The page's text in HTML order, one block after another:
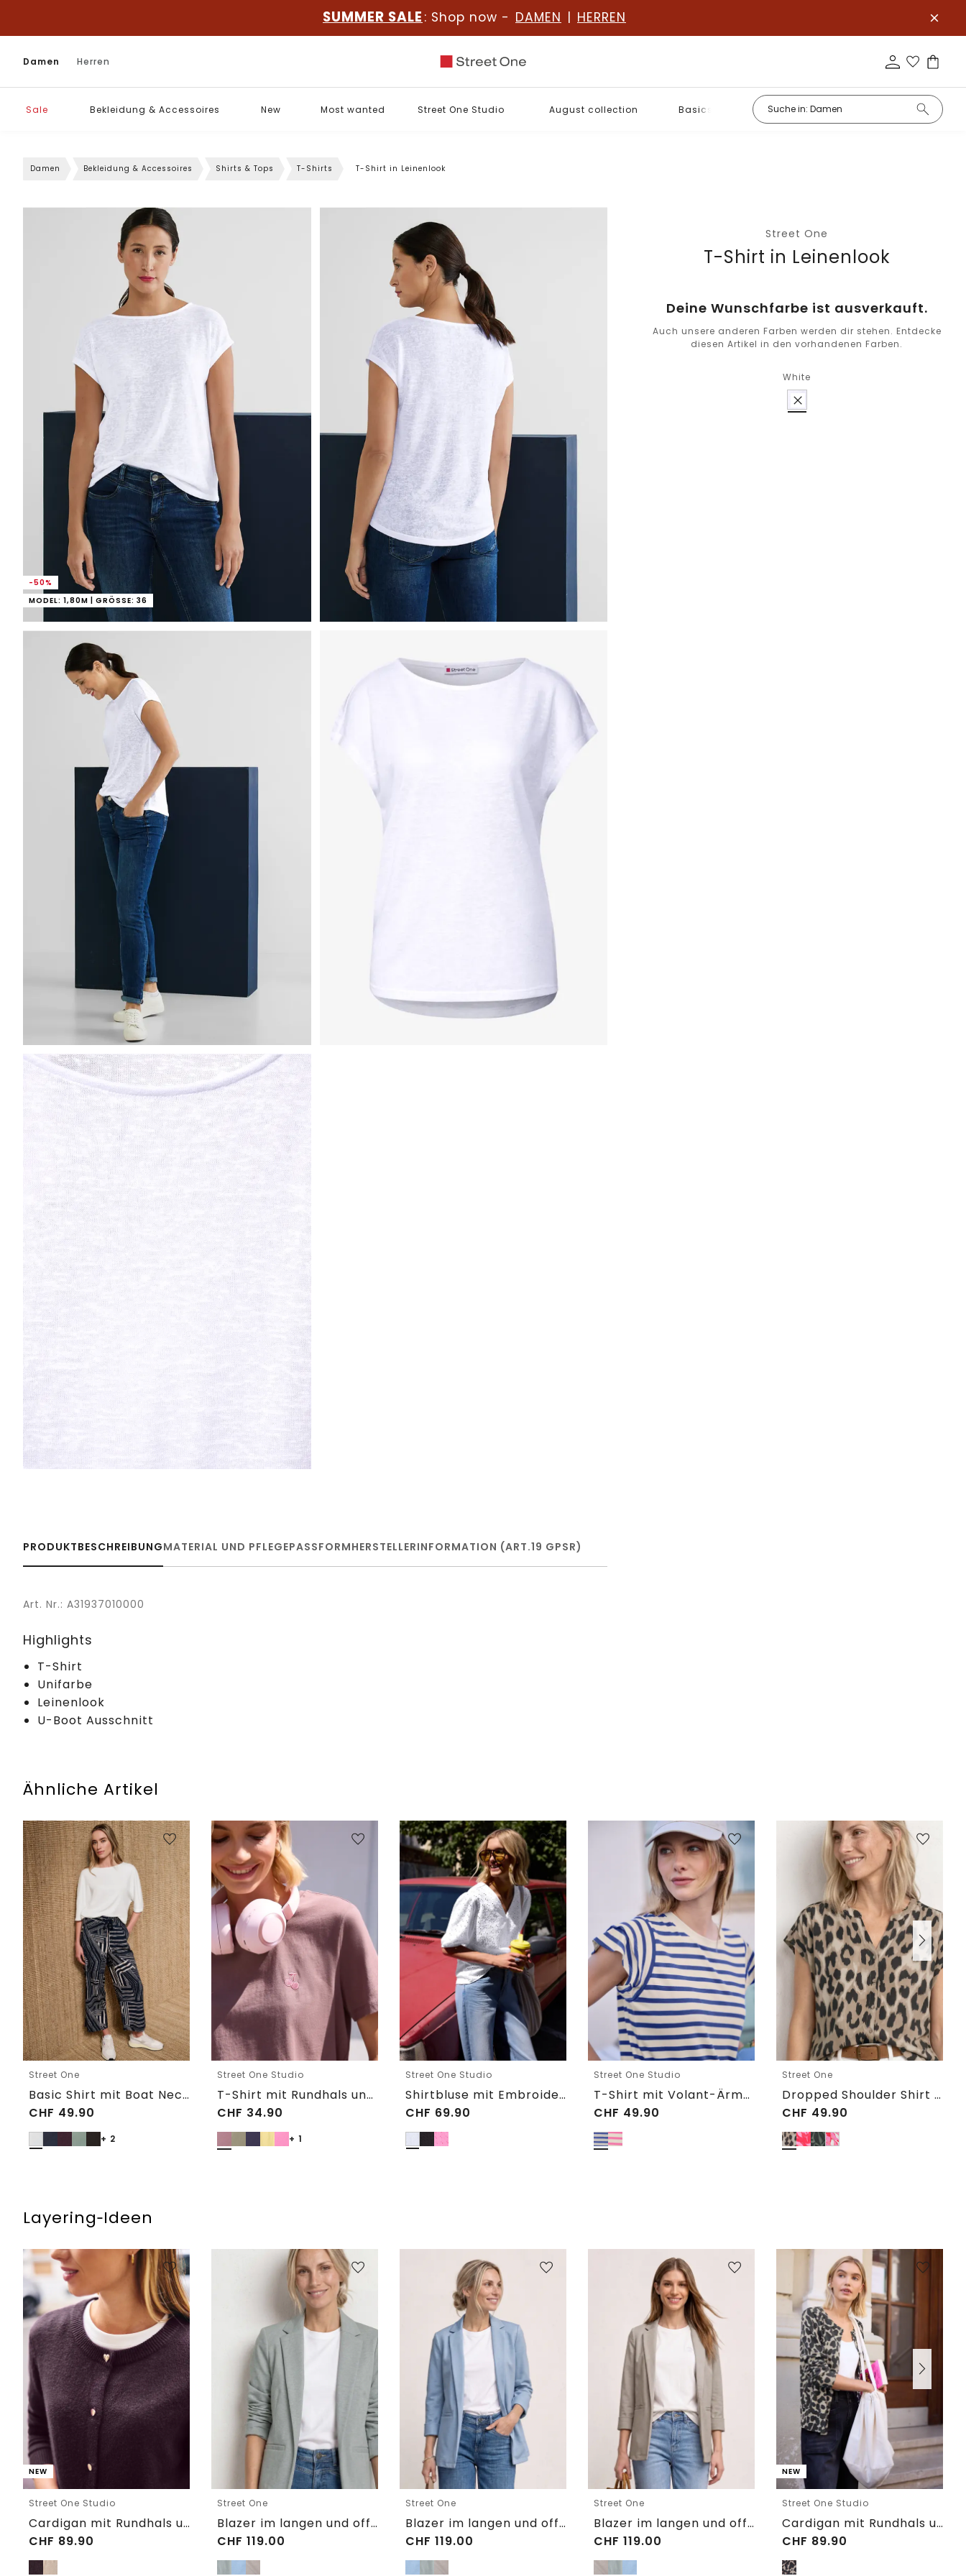
SUMMER SALE : Shop now - DAMEN | HERREN
Damen Herren
Sale Bekleidung & Accessoires New Most wanted Street One Studio August collection Basics
Damen Bekleidung & Accessoires Shirts & Tops T-Shirts T-Shirt in Leinenlook
-50%
MODEL: 1,80M | GRÖSSE: 36
Street One
T-Shirt in Leinenlook
Deine Wunschfarbe ist ausverkauft.
Auch unsere anderen Farben werden dir stehen. Entdecke
diesen Artikel in den vorhandenen Farben.
White
PRODUKTBESCHREIBUNGMATERIAL UND PFLEGEPASSFORMHERSTELLERINFORMATION (ART.19 GPSR)
Art. Nr.: A31937010000
Highlights
T-Shirt
Unifarbe
Leinenlook
U-Boot Ausschnitt
Ähnliche Artikel
Street One
Basic Shirt mit Boat Neck und Elastikbund
CHF 49.90
+ 2
Street One Studio
T-Shirt mit Rundhals und Embroidery-Detail
CHF 34.90
+ 1
Street One Studio
Shirtbluse mit Embroidery-Front
CHF 69.90
Street One Studio
T-Shirt mit Volant-Ärmeln und Print
CHF 49.90
Street One
Dropped Shoulder Shirt im Blusen-Look
CHF 49.90
Layering‑Ideen
NEW
Street One Studio
Cardigan mit Rundhals und Knöpfen
CHF 89.90
Street One
Blazer im langen und offenen Schnitt
CHF 119.00
Street One
Blazer im langen und offenen Schnitt
CHF 119.00
Street One
Blazer im langen und offenen Schnitt
CHF 119.00
NEW
Street One Studio
Cardigan mit Rundhals und Print
CHF 89.90